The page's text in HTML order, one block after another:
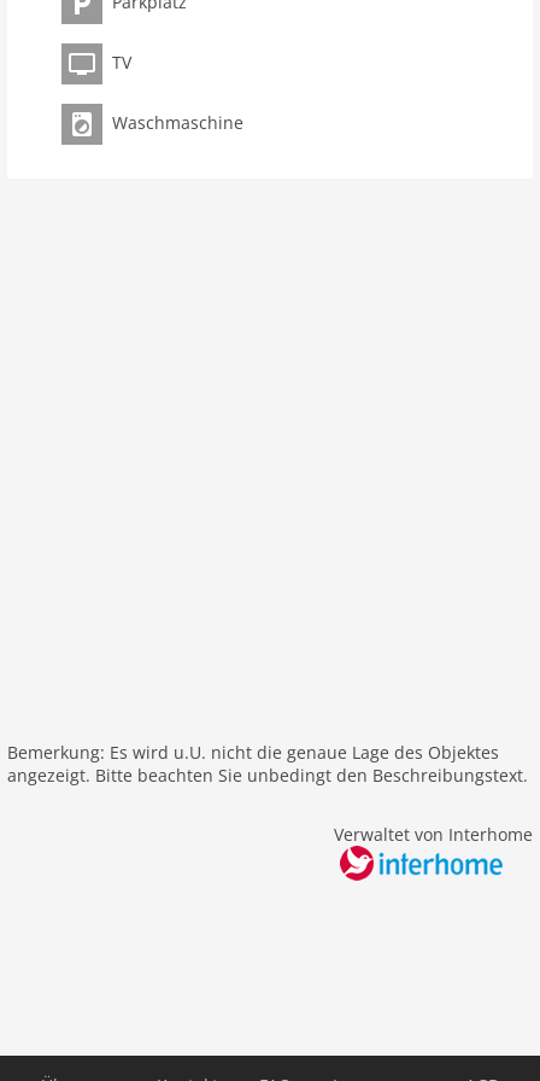
Badezimmer 2
Ausstattung Küche
Mikrowelle
Golf
Bergwandern
TV
Waschmaschine
Bemerkung: Es wird u.U. nicht die genaue Lage des Objektes
angezeigt. Bitte beachten Sie unbedingt den Beschreibungstext.
Verwaltet von Interhome